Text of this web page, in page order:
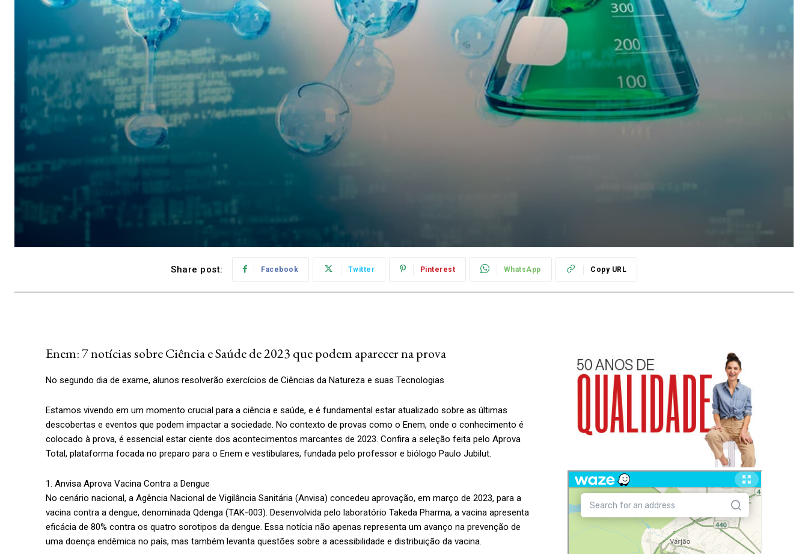
Share post: Facebook Twitter Pinterest WhatsApp Copy URL
Enem: 7 notícias sobre Ciência e Saúde de 2023 que podem aparecer na prova
No segundo dia de exame, alunos resolverão exercícios de Ciências da Natureza e suas Tecnologias
Estamos vivendo em um momento crucial para a ciência e saúde, e é fundamental estar atualizado sobre as últimas
descobertas e eventos que podem impactar a sociedade. No contexto de provas como o Enem, onde o conhecimento é
colocado à prova, é essencial estar ciente dos acontecimentos marcantes de 2023. Confira a seleção feita pelo Aprova
Total, plataforma focada no preparo para o Enem e vestibulares, fundada pelo professor e biólogo Paulo Jubilut.
1. Anvisa Aprova Vacina Contra a Dengue
No cenário nacional, a Agência Nacional de Vigilância Sanitária (Anvisa) concedeu aprovação, em março de 2023, para a
vacina contra a dengue, denominada Qdenga (TAK-003). Desenvolvida pelo laboratório Takeda Pharma, a vacina apresenta
eficácia de 80% contra os quatro sorotipos da dengue. Essa notícia não apenas representa um avanço na prevenção de
uma doença endêmica no país, mas também levanta questões sobre a acessibilidade e distribuição da vacina.